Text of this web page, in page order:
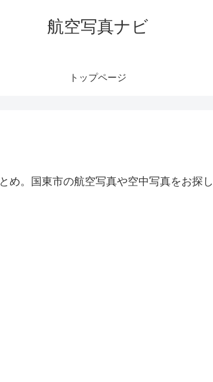
航空写真ナビ
トップページ
め。国東市の航空写真や空中写真をお探し